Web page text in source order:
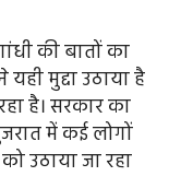
की बातों का
यही मुद्दा उठाया है
है। सरकार का
में कई लोगों
उठाया जा रहा